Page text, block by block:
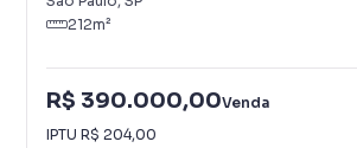
212m²
R$ 390.000,00Venda
IPTU R$ 204,00